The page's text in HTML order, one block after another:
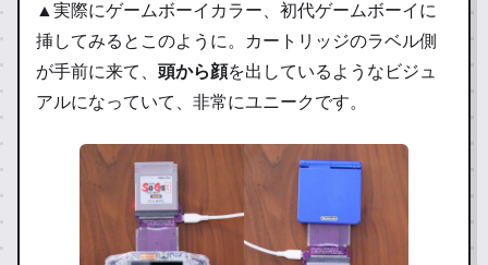
▲実際にゲームボーイカラー、初代ゲームボーイに
挿してみるとこのように。カートリッジのラベル側
が手前に来て、 頭から顔を出しているようなビジュ
アルになっていて、非常にユニークです。